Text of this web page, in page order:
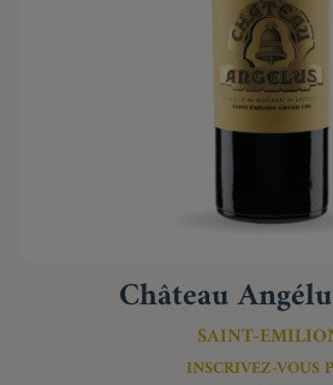
Château
SAINT-
INSCRIVEZ-VOUS